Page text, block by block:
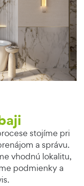
stojíme pri
a správu.
vhodnú lokalitu,
podmienky a